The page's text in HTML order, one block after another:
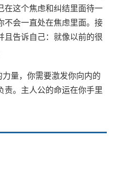
在这个焦虑和纠结里面待一
不会一直处在焦虑里面。接
且告诉自己：就像以前的很
量，你需要激发你向内的
责。主人公的命运在你手里